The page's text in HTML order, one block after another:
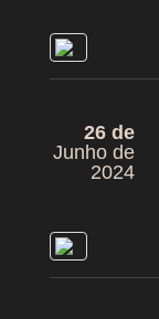
26 de
Junho de
2024